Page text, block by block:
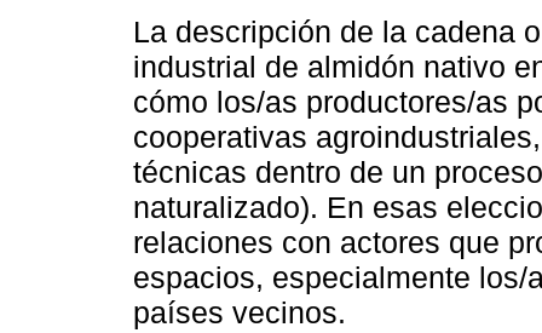
La descripción de la cadena
industrial de almidón nativo
cómo los/as productores/as
cooperativas
técnicas dentro de un
naturalizado). En esas
relaciones con actores que
espacios, especialmente los/
países vecinos.